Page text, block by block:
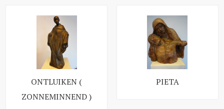
ONTLUIKEN (
ZONNEMINNEND )
PIETA